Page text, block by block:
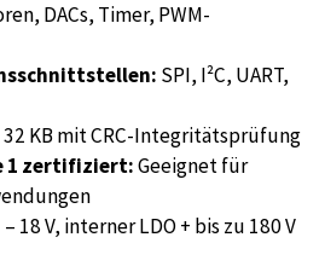
DACs, Timer, PWM-
SPI, I²C, UART,
32 KB mit CRC-Integritätsprüfung
1 zertifiziert:Geeignet für
18 V, interner LDO + bis zu 180 V